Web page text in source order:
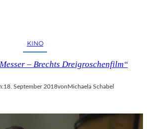
KINO
– Brechts Dreigroschenfilm“
18. September 2018vonMichaela Schabel